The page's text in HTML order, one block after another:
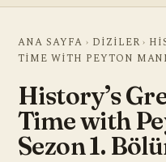
ANA SAYFA › DIZILER ›
TIME WITH PEYTON
History’s
Time with
Sezon 1.